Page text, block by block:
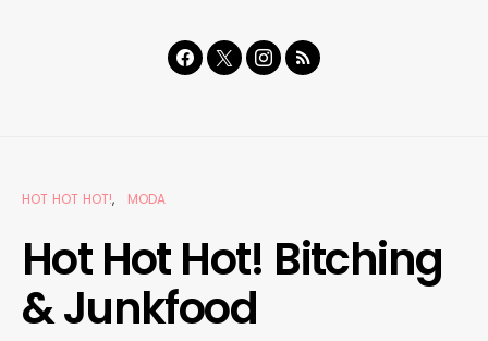
HOT HOT HOT! MODA
Hot Hot Hot! Bitching
& Junkfood